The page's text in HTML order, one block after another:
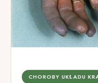
CHOROBY UKŁADU